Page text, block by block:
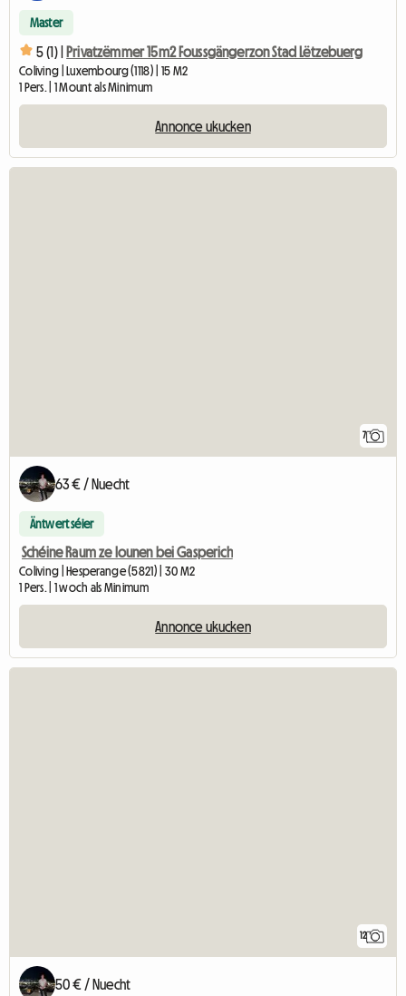
Master
5 (1) | Privatzëmmer 15m2 Foussgängerzon Stad Lëtzebuerg
Coliving | Luxembourg (1118) | 15 M2
1 Pers. | 1 Mount als Minimum
Annonce ukucken
7
63 € / Nuecht
Äntwert séier
Schéine Raum ze lounen bei Gasperich
Coliving | Hesperange (5821) | 30 M2
1 Pers. | 1 woch als Minimum
Annonce ukucken
12
50 € / Nuecht